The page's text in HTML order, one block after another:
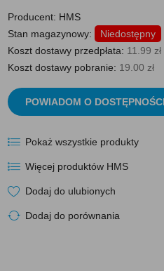
Producent: HMS
Stan magazynowy:
Niedostępny
Koszt dostawy przedpłata: 11.99 zł
Koszt dostawy pobranie: 19.00 zł
POWIADOM O DOSTĘPNOŚCI
Pokaż wszystkie produkty
Więcej produktów HMS
Dodaj do ulubionych
Dodaj do porównania